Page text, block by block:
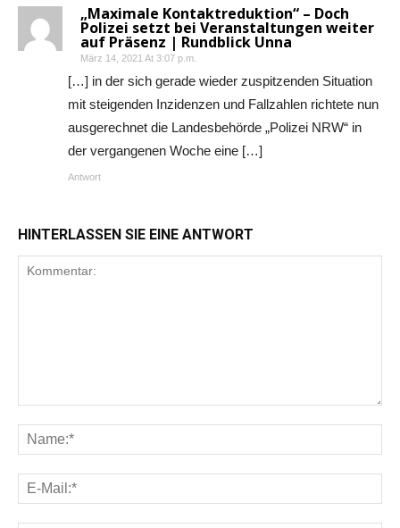
„Maximale Kontaktreduktion“ – Doch
Polizei setzt bei Veranstaltungen weiter
auf Präsenz | Rundblick Unna
März 14, 2021 At 3:07 p.m.
[…] in der sich gerade wieder zuspitzenden Situation
mit steigenden Inzidenzen und Fallzahlen richtete nun
ausgerechnet die Landesbehörde „Polizei NRW“ in
der vergangenen Woche eine […]
Antwort
HINTERLASSEN SIE EINE ANTWORT